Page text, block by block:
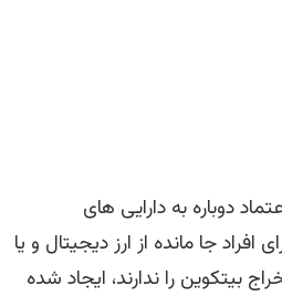
دوباره به دارایی های
افراد جا مانده از ارز دیجیتال و یا
بیتکوین را ندارند، ایجاد شده